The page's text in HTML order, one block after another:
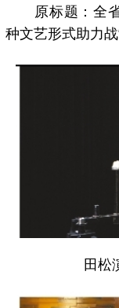
原标题：全省
种文艺形式助力战
田松